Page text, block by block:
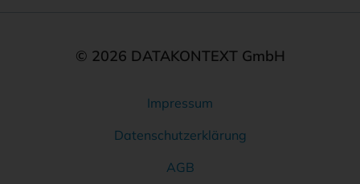
© 2026 DATAKONTEXT GmbH
Impressum
Datenschutzerklärung
AGB